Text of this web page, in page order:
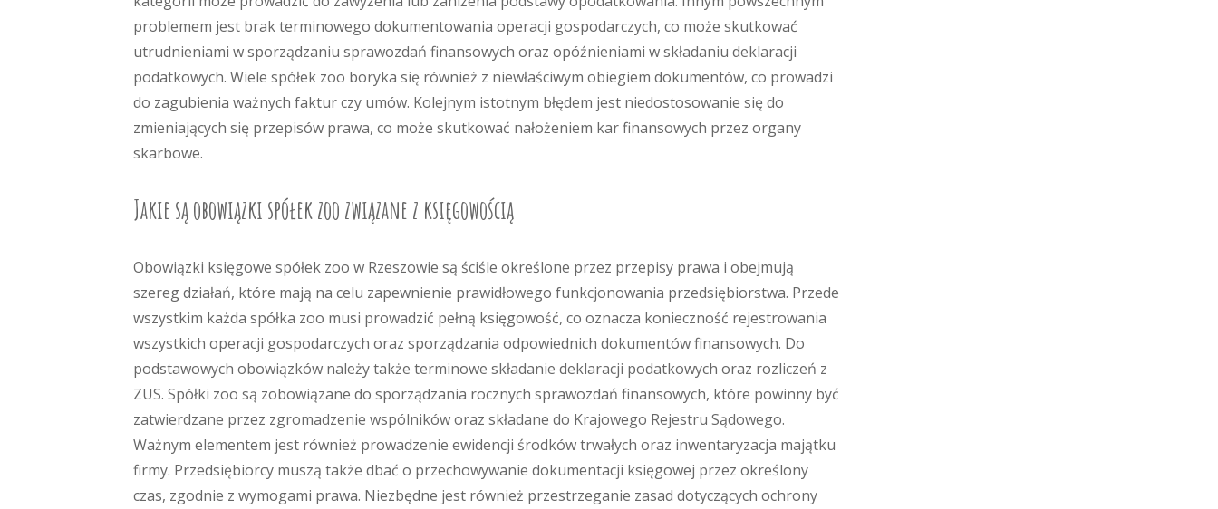
problemem jest brak terminowego dokumentowania operacji gospodarczych, co może skutkować
utrudnieniami w sporządzaniu sprawozdań finansowych oraz opóźnieniami w składaniu deklaracji
podatkowych. Wiele spółek zoo boryka się również z niewłaściwym obiegiem dokumentów, co prowadzi
do zagubienia ważnych faktur czy umów. Kolejnym istotnym błędem jest niedostosowanie się do
zmieniających się przepisów prawa, co może skutkować nałożeniem kar finansowych przez organy
skarbowe.
Jakie są obowiązki spółek zoo związane z księgowością
Obowiązki księgowe spółek zoo w Rzeszowie są ściśle określone przez przepisy prawa i obejmują
szereg działań, które mają na celu zapewnienie prawidłowego funkcjonowania przedsiębiorstwa. Przede
wszystkim każda spółka zoo musi prowadzić pełną księgowość, co oznacza konieczność rejestrowania
wszystkich operacji gospodarczych oraz sporządzania odpowiednich dokumentów finansowych. Do
podstawowych obowiązków należy także terminowe składanie deklaracji podatkowych oraz rozliczeń z
ZUS. Spółki zoo są zobowiązane do sporządzania rocznych sprawozdań finansowych, które powinny być
zatwierdzane przez zgromadzenie wspólników oraz składane do Krajowego Rejestru Sądowego.
Ważnym elementem jest również prowadzenie ewidencji środków trwałych oraz inwentaryzacja majątku
firmy. Przedsiębiorcy muszą także dbać o przechowywanie dokumentacji księgowej przez określony
czas, zgodnie z wymogami prawa. Niezbędne jest również przestrzeganie zasad dotyczących ochrony